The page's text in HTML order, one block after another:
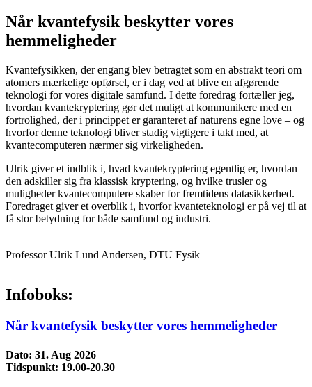
Når kvantefysik beskytter vores
hemmeligheder
Kvantefysikken, der engang blev betragtet som en abstrakt teori om
atomers mærkelige opførsel, er i dag ved at blive en afgørende
teknologi for vores digitale samfund. I dette foredrag fortæller jeg,
hvordan kvantekryptering gør det muligt at kommunikere med en
fortrolighed, der i princippet er garanteret af naturens egne love – og
hvorfor denne teknologi bliver stadig vigtigere i takt med, at
kvantecomputeren nærmer sig virkeligheden.
Ulrik giver et indblik i, hvad kvantekryptering egentlig er, hvordan
den adskiller sig fra klassisk kryptering, og hvilke trusler og
muligheder kvantecomputere skaber for fremtidens datasikkerhed.
Foredraget giver et overblik i, hvorfor kvanteteknologi er på vej til at
få stor betydning for både samfund og industri.
Professor Ulrik Lund Andersen, DTU Fysik
Infoboks:
Når kvantefysik beskytter vores hemmeligheder
Dato: 31. Aug 2026
Tidspunkt: 19.00-20.30